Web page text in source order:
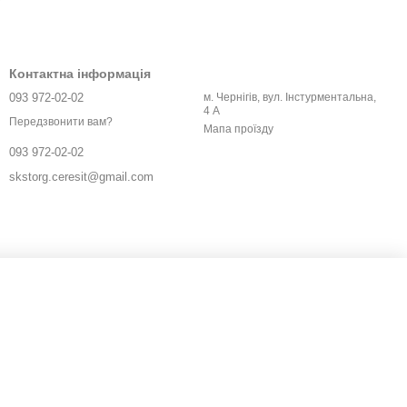
до температурних коливань.
і комбіновані системи.
Контактна інформація
093 972-02-02
Передзвонити вам?
093 972-02-02
skstorg.ceresit@gmail.com
м. Чернігів, вул. Інстурментальна,
4 А
Мапа проїзду